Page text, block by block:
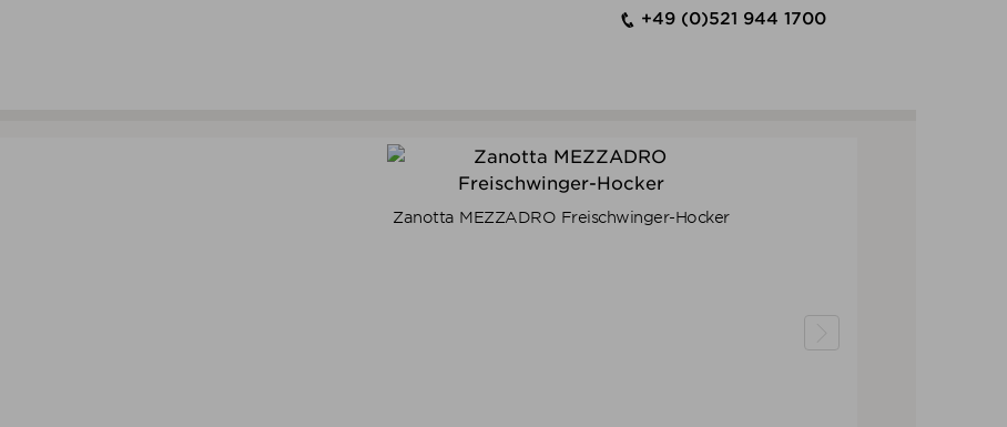
+49 (0)521 944 1700
Verkaufspreis
ab 958,00 €
Zanotta MEZZADRO Freischwinger-Hocker